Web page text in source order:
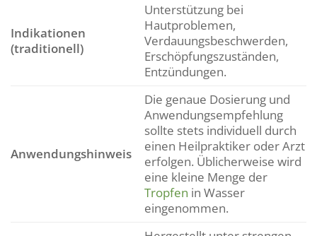
Indikationen
(traditionell)
Unterstützung bei
Hautproblemen,
Verdauungsbeschwerden,
Erschöpfungszuständen,
Entzündungen.
Anwendungshinweis
Die genaue Dosierung und
Anwendungsempfehlung
sollte stets individuell durch
einen Heilpraktiker oder Arzt
erfolgen. Üblicherweise wird
eine kleine Menge der
Tropfen in Wasser
eingenommen.